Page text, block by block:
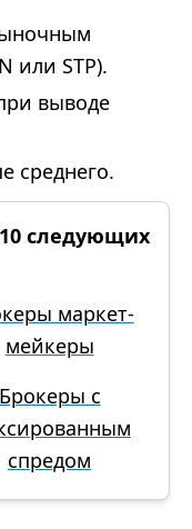
или STP).
выводе
среднего.
следующих
маркет-
мейкеры
Брокеры с
спредом